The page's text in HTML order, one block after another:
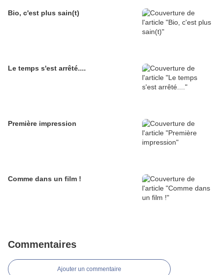
Bio, c'est plus sain(t)
Le temps s'est arrêté....
Première impression
Comme dans un film !
Commentaires
Ajouter un commentaire